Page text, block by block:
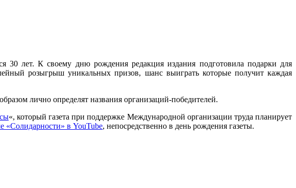
30 лет. К своему дню рождения редакция издания подготовила подарки для
розыгрыш уникальных призов, шанс выиграть которые получит каждая
лично определят названия организаций-победителей.
«, который газета при поддержке Международной организации труда планирует
«Солидарности» в YouTube, непосредственно в день рождения газеты.